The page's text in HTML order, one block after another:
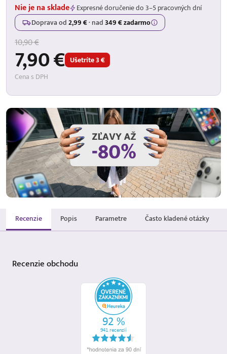
Nie je na sklade
Expresné doručenie do 3–5 pracovných dní
Doprava od2,99 €·nad349 € zadarmo
10,90 €
7,90 € Ušetríte 3 €
Cena s DPH
Recenzie Popis Parametre Často kladené otázky
Recenzieobchodu